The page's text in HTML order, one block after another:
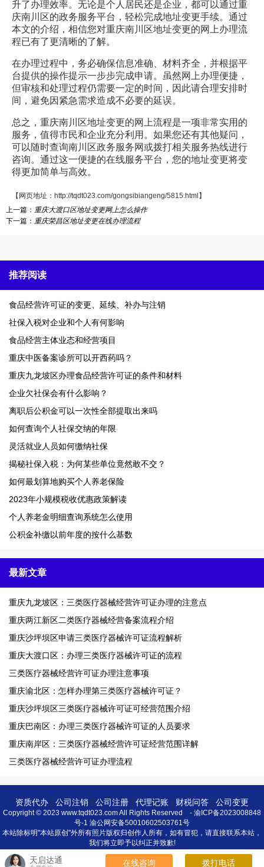
升了办理效率。无论是个人居民还是企业，都可以通过重
庆南川区的政务服务平台，轻松完成地址变更手续。通过
本文的介绍，相信您对重庆南川区地址变更的网上办理流
程已有了更清晰的了解。
在办理过程中，务必确保信息准确、材料齐全，并根据平
台提供的操作提示一步步完成申请。虽然网上办理便捷，
但审核和处理过程仍需要一定的时间，因此请合理安排时
间，避免因紧急需求造成不必要的延误。
总之，重庆南川区地址变更的网上流程是一项非常实用的
服务，值得市民和企业充分利用。如果您还有其他疑问，
可以随时查询南川区政务服务网或拨打相关服务热线进行
咨询。通过这一便捷的在线服务平台，您的地址变更将变
得更加简单与高效。
【网页地址： http://tqdt023.com/gongsibiangeng/5815.html 】
上一篇： 重庆大渡口区地址变更网上怎么操作
下一篇： 重庆荣昌区地址变更在线办理流程
推荐阅读
食品经营许可证的变更、延续、补办与注销
社保入税对企业和个人有何影响
食品经营主体业态和经营项目
重庆中医备案诊所可以开西药吗？
重庆九龙坡区办理食品经营许可证的条件和材料
企业欠社保会有什么影响？
离职后公积金可以一次性全部提取出来吗
如何查询个人社保交纳的年限
灵活就业人员如何缴纳社保
揭秘社保入税：为何某些单位竟然敢不交？
如何最划算地购买个人养老保险
2023年小规模税收优惠政策解读
个人养老金明细查询系统怎么使用
公积金补缴以前年度的按什么基数
最新文章
重庆九龙坡区：三类医疗器械经营许可证办理的注意点
重庆两江新区二类医疗器械经营备案流程介绍
重庆沙坪坝区申请三类医疗器械许可证流程解析
重庆大渡口区：办理三类医疗器械许可证的流程
三类医疗器械经营许可证办理注意事项
重庆渝北区：怎样办理第三类医疗器械许可证？
重庆沙坪坝区三类医疗器械许可证可经营范围介绍
重庆巴南区：办理三类医疗器械许可证的人员要求
重庆南岸区：三类医疗器械经营许可证经营范围详解
三类医疗器械经营许可证办理流程
资质代办 公司注销 公司注册 代理记账 财税问答 公司变更
Copyright © 2023 www.tqdt023.com All Rights Reserved - 渝ICP备2023008848
号-1 渝公网安备50010602503761号
本站除标明"本站原创"外所有照片版权归创作人所有，如有冒犯，请直接联系本站，
我们将立即予以纠正并致歉!
天启达通 在线咨询 拨打电话